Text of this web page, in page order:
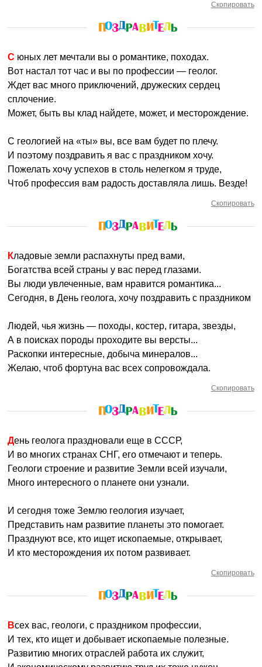
Скопировать
С юных лет мечтали вы о романтике, походах.
Вот настал тот час и вы по профессии — геолог.
Ждет вас много приключений, дружеских сердец
сплочение.
Может, быть вы клад найдете, может, и месторождение.
С геологией на «ты» вы, все вам будет по плечу.
И поэтому поздравить я вас с праздником хочу.
Пожелать хочу успехов в столь нелегком я труде,
Чтоб профессия вам радость доставляла лишь. Везде!
Скопировать
Кладовые земли распахнуты пред вами,
Богатства всей страны у вас перед глазами.
Вы люди увлеченные, вам нравится романтика...
Сегодня, в День геолога, хочу поздравить с праздником
Людей, чья жизнь — походы, костер, гитара, звезды,
А в поисках породы проходите вы версты...
Раскопки интересные, добыча минералов...
Желаю, чтоб фортуна вас всех сопровождала.
Скопировать
День геолога праздновали еще в СССР,
И во многих странах СНГ, его отмечают и теперь.
Геологи строение и развитие Земли всей изучали,
Много интересного о планете они узнали.
И сегодня тоже Землю геология изучает,
Представить нам развитие планеты это помогает.
Празднуют все, кто ищет ископаемые, открывает,
И кто месторождения их потом развивает.
Скопировать
Всех вас, геологи, с праздником профессии,
И тех, кто ищет и добывает ископаемые полезные.
Развитию многих отраслей работа их служит,